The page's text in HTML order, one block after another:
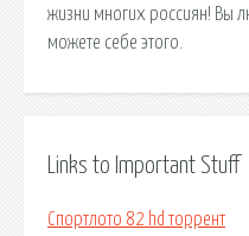
жизни многих россиян! Вы
можете себе этого.
Links to Important Stuff
Спортлото 82 hd торрент